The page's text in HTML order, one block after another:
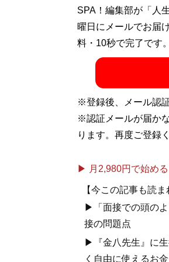
記事一覧へ
SPA！編集部が「人
曜日にメールでお届
料・10秒で完了です。
※登録後、メール認
※認証メールが届か
ります。再度ご登録
▶ 月2,980円で始め
【今この記事も読ま
▶「面接での頭のよ
接の問題点
▶『金八先生』に
く自由に使えるお